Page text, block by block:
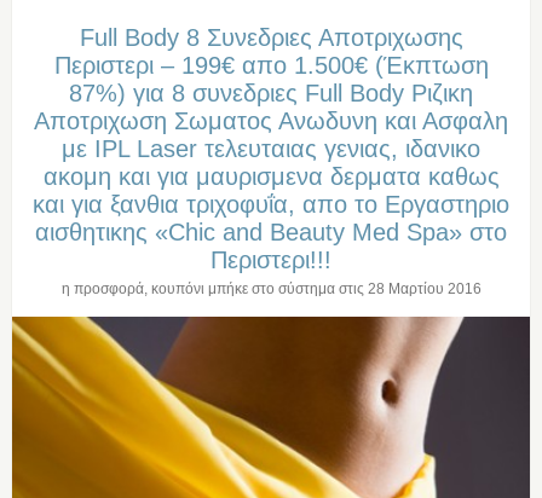
Full Βody 8 Συνεδριες Αποτριχωσης
Περιστερι – 199€ απο 1.500€ (Έκπτωση
87%) για 8 συνεδριες Full Βody Ριζικη
Αποτριχωση Σωματος Ανωδυνη και Ασφαλη
με IPL Laser τελευταιας γενιας, ιδανικο
ακομη και για μαυρισμενα δερματα καθως
και για ξανθια τριχοφυΐα, απο το Εργαστηριο
αισθητικης «Chic and Beauty Med Spa» στo
Περιστερι!!!
η προσφορά, κουπόνι μπήκε στο σύστημα στις 28 Μαρτίου 2016